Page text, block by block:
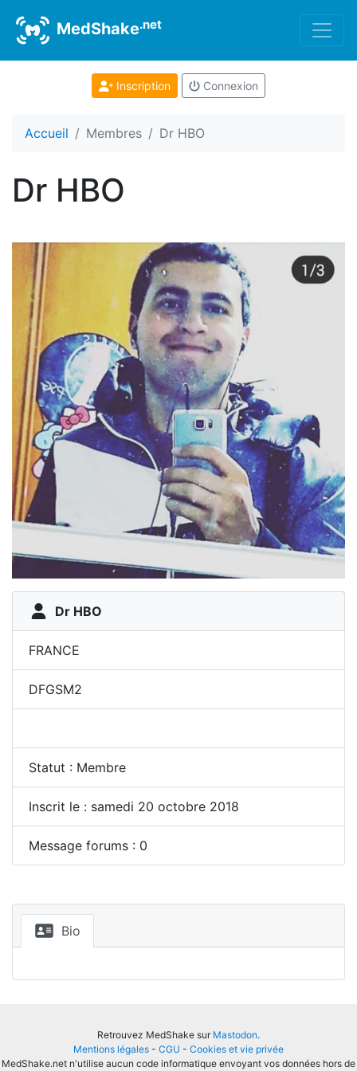
MedShake.net
Inscription Connexion
Accueil Membres Dr HBO
Dr HBO
Dr HBO
FRANCE
DFGSM2
Statut : Membre
Inscrit le : samedi 20 octobre 2018
Message forums : 0
Bio
Retrouvez MedShake sur Mastodon.
Mentions légales - CGU - Cookies et vie privée
MedShake.net n'utilise aucun code informatique envoyant vos données hors de